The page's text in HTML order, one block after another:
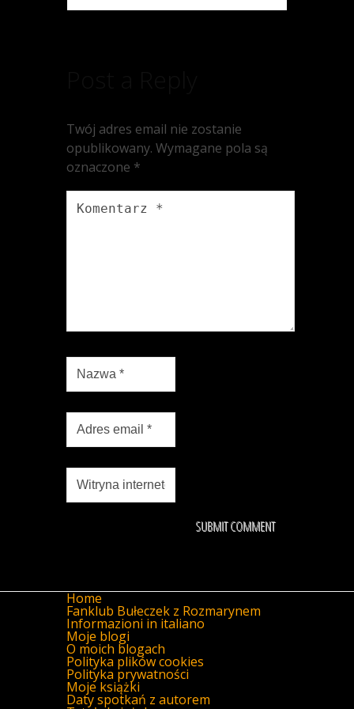
Twój adres email nie zostanie
opublikowany. Wymagane pola są
oznaczone *
Home
Fanklub Bułeczek z Rozmarynem
Informazioni in italiano
Moje blogi
O moich blogach
Polityka plików cookies
Polityka prywatności
Moje książki
Daty spotkań z autorem